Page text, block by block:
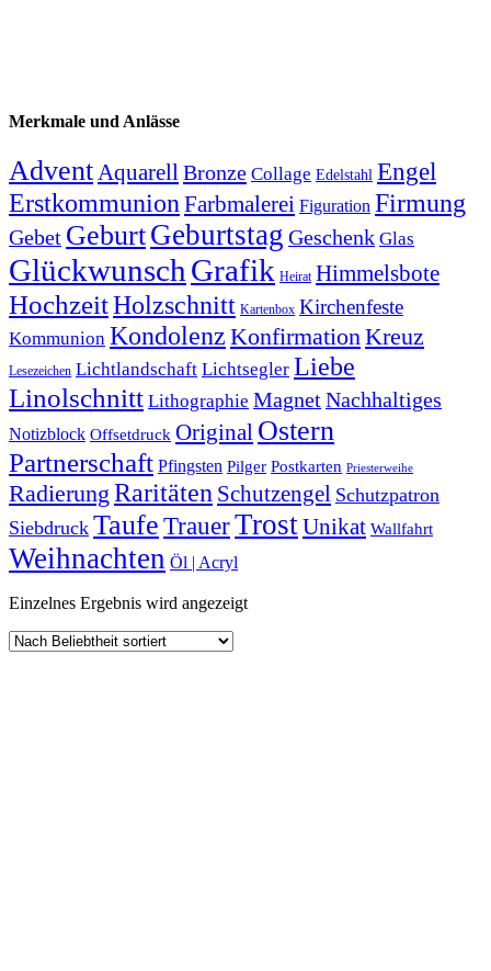
Merkmale und Anlässe
AdventAquarellBronze Collage Edelstahl Engel
Erstkommunion Farbmalerei Figuration Firmung
Gebet GeburtGeburtstag Geschenk Glas
Glückwunsch Grafik Heirat Himmelsbote
HochzeitHolzschnitt Kartenbox Kirchenfeste
Kommunion Kondolenz KonfirmationKreuz
Lesezeichen Lichtlandschaft Lichtsegler Liebe
Linolschnitt Lithographie MagnetNachhaltiges
Notizblock Offsetdruck Original Ostern
Partnerschaft Pfingsten Pilger Postkarten Priesterweihe
Radierung Raritäten Schutzengel Schutzpatron
Siebdruck Taufe TrauerTrostUnikat Wallfahrt
Weihnachten Öl | Acryl
Einzelnes Ergebnis wird angezeigt